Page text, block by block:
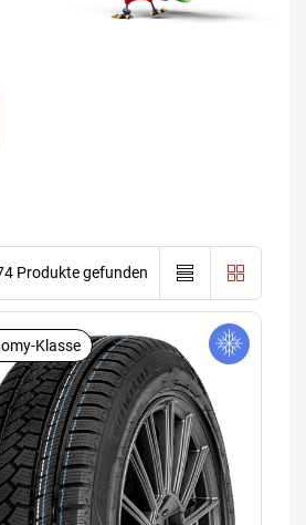
Produkte gefunden
Klasse